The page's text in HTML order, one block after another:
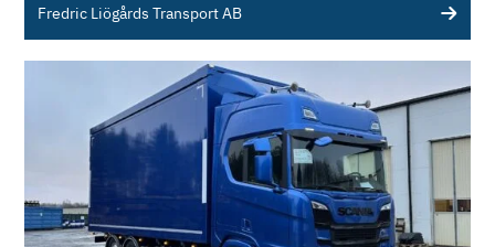
Fredric Liögårds Transport AB